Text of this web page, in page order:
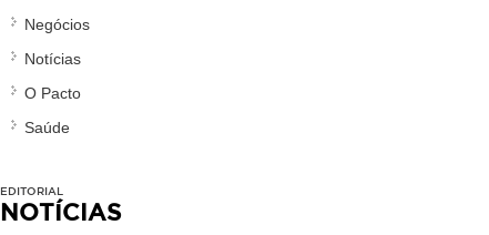
Negócios
Notícias
O Pacto
Saúde
EDITORIAL
NOTÍCIAS